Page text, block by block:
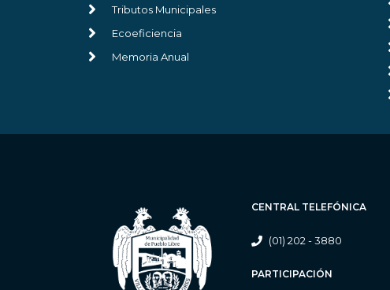
Tributos Municipales
Ecoeficiencia
Memoria Anual
CENTRAL TELEFÓNICA
(01) 202 - 3880
PARTICIPACIÓN